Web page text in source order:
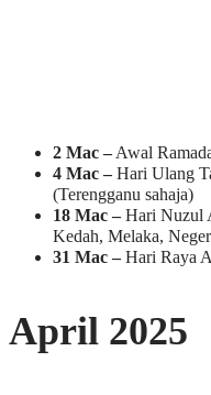
2 Mac –Awal
4 Mac –Hari Ulang
(Terengganu sahaja)
18 Mac –Hari Nuzul
Kedah, Melaka,
31 Mac –Hari Raya
April 2025